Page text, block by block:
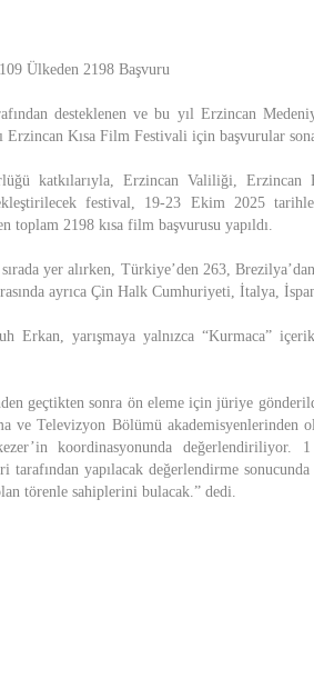
Ülkeden 2198 Başvuru
desteklenen ve bu yıl Erzincan
Erzincan Kısa Film Festivali için başvurular
katkılarıyla, Erzincan Valiliği, Erzincan
festival, 19-23 Ekim 2025
toplam 2198 kısa film başvurusu yapıldı.
yer alırken, Türkiye’den 263,
ayrıca Çin Halk Cumhuriyeti, İtalya,
Erkan, yarışmaya yalnızca “Kurmaca”
geçtikten sonra ön eleme için jüriye
ve Televizyon Bölümü
koordinasyonunda
tarafından yapılacak değerlendirme
törenle sahiplerini bulacak.” dedi.